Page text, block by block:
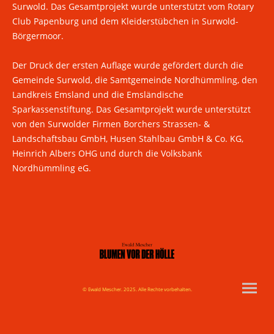
Surwold. Das Gesamtprojekt wurde unterstützt vom Rotary
Club Papenburg und dem Kleiderstübchen in Surwold-
Börgermoor.
Der Druck der ersten Auflage wurde gefördert durch die
Gemeinde Surwold, die Samtgemeinde Nordhümmling, den
Landkreis Emsland und die Emsländische
Sparkassenstiftung. Das Gesamtprojekt wurde unterstützt
von den Surwolder Firmen Borchers Strassen- &
Landschaftsbau GmbH, Husen Stahlbau GmbH & Co. KG,
Heinrich Albers OHG und durch die Volksbank
Nordhümmling eG.
© Ewald Mescher. 2025. Alle Rechte vorbehalten.